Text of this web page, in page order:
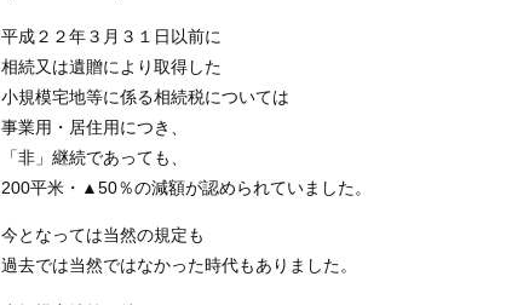
平成２２年３月３１日以前に
相続又は遺贈により取得した
小規模宅地等に係る相続税については
事業用・居住用につき、
「非」継続であっても、
200平米・▲50％の減額が認められていました。
今となっては当然の規定も
過去では当然ではなかった時代もありました。